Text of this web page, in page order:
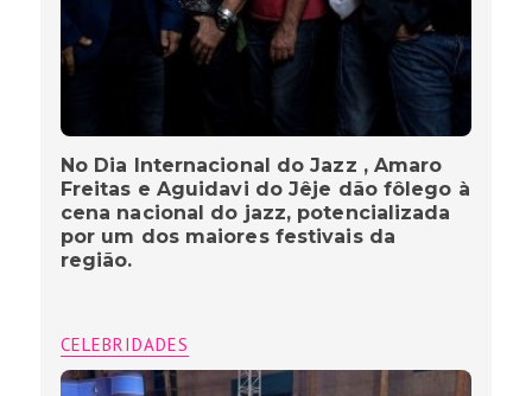
No Dia Internacional do Jazz , Amaro
Freitas e Aguidavi do Jêje dão fôlego à
cena nacional do jazz, potencializada
por um dos maiores festivais da
região.
CELEBRIDADES